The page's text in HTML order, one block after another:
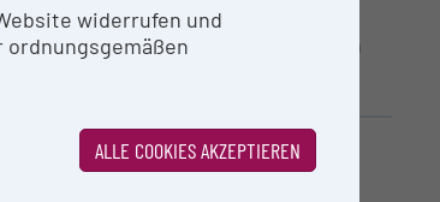
Analyse von großen
widerrufen und
ordnungsgemäßen
ALLE COOKIES AKZEPTIEREN